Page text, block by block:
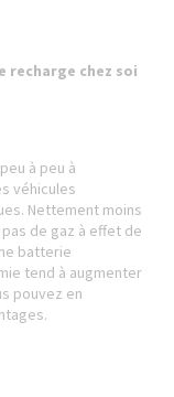
recharge chez soi
à peu à
véhicules
Nettement moins
de gaz à effet de
batterie
tend à augmenter
pouvez en